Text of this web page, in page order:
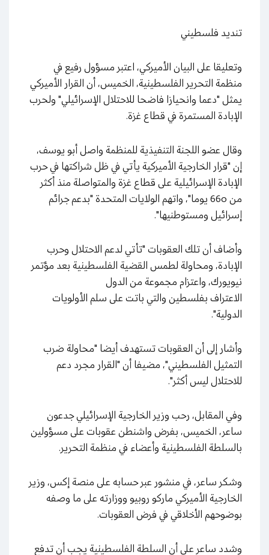
تنديد فلسطيني
وتعليقا على البيان الأميركي، اعتبر مسؤول رفيع في
منظمة التحرير الفلسطينية، الخميس، أن القرار الأميركي
يمثل "دعما وانحيازا فاضحا للاحتلال الإسرائيلي" ولحرب
الإبادة المستمرة في قطاع غزة.
وقال عضو اللجنة التنفيذية للمنظمة واصل أبو يوسف،
إن "قرار الخارجية الأميركية يأتي في ظل شراكتها في حرب
الإبادة الإسرائيلية على قطاع غزة والمتواصلة منذ أكثر
من 660 يوما"، واتهم الولايات المتحدة "بدعم جرائم
إسرائيل ومستوطنيها".
وأضاف أن تلك العقوبات "تأتي لدعم الاحتلال وحرب
الإبادة، ومحاولة لطمس القضية الفلسطينية بعد مؤتمر
نيويورك، واعتزام مجموعة من الدول
الاعتراف بفلسطين والتي باتت على سلم الأولويات
الدولية".
وأشار إلى أن العقوبات تستهدف أيضا "محاولة ضرب
التمثيل الفلسطيني"، مضيفا أن "القرار مجرد دعم
للاحتلال ليس أكثر".
وفي المقابل، رحب وزير الخارجية الإسرائيلي جدعون
ساعر، الخميس، بفرض واشنطن عقوبات على مسؤولين
بالسلطة الفلسطينية وأعضاء في منظمة التحرير.
وشكر ساعر، في منشور عبر حسابه على منصة إكس، وزير
الخارجية الأميركي ماركو روبيو ووزارته على ما وصفه
بوضوحهم الأخلاقي في فرض العقوبات.
وشدد ساعر على أن السلطة الفلسطينية يجب أن تدفع